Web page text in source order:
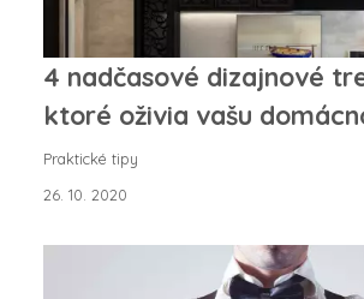
4 nadčasové dizajnové
ktoré oživia vašu
Praktické tipy
26. 10. 2020